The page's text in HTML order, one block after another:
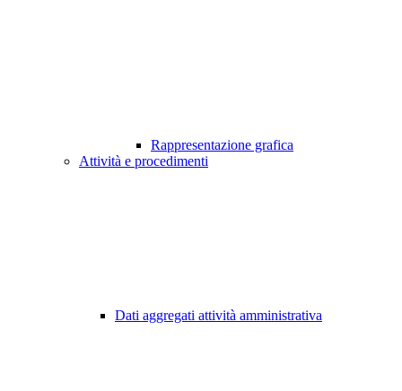
Rappresentazione grafica
Attività e procedimenti
Dati aggregati attività amministrativa